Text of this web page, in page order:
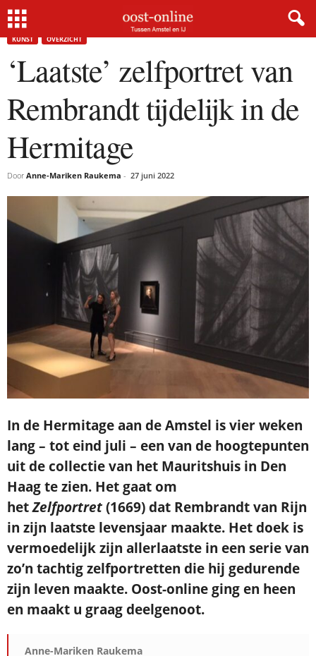
Home ‘Laatste’ zelfportret van Rembrandt tijdelijk in de Hermitage
KUNST OVERZICHT
‘Laatste’ zelfportret van
Rembrandt tijdelijk in de
Hermitage
Door Anne-Mariken Raukema - 27 juni 2022
In de Hermitage aan de Amstel is vier weken
lang – tot eind juli – een van de hoogtepunten
uit de collectie van het Mauritshuis in Den
Haag te zien. Het gaat om
hetZelfportret(1669) dat Rembrandt van Rijn
in zijn laatste levensjaar maakte. Het doek is
vermoedelijk zijn allerlaatste in een serie van
zo’n tachtig zelfportretten die hij gedurende
zijn leven maakte. Oost-online ging en heen
en maakt u graag deelgenoot.
Anne-Mariken Raukema